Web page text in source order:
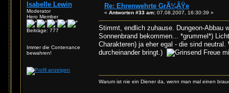
Isabelle Lewin
Moderator
Hero Member
Beiträge: 777
Immer die Contenance
bewahren!
Re: Ehrenwehrte GrÃ¼ÃŸe
« Antworten #33 am: 07.08.2007, 16:30:39 »
Stimmt, endlich zuhause. Dungeon-Abbau
Sonnenbrand bekommen... *grummel*)
Charakteren) ja eher egal - die sind
durcheinander bringt.)
Freue
Warum ist nie ein Diener da, wenn man mal einen